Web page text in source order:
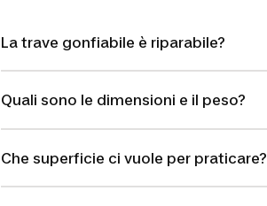
La trave gonfiabile è riparabile?
Quali sono le dimensioni e il peso?
Che superficie ci vuole per praticare?